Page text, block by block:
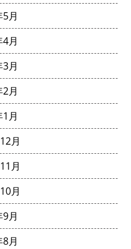
月
月
月
月
月
月
月
月
月
月